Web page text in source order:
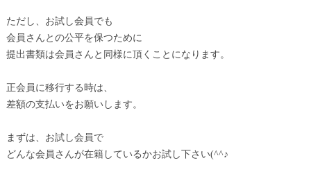
ただし、お試し会員でも
会員さんとの公平を保つために
提出書類は会員さんと同様に頂くことになります。
正会員に移行する時は、
差額の支払いをお願いします。
まずは、お試し会員で
どんな会員さんが在籍しているかお試し下さい(^^♪